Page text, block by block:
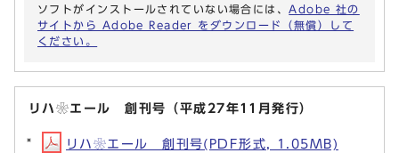
ソフトがインストールされていない場合には、 Adobe 社の
サイトから Adobe Reader をダウンロード（無償）して
ください。
リハ❀エール 創刊号（平成27年11月発行）
リハ❀エール 創刊号(PDF形式, 1.05MB)